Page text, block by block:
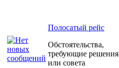
Полосатый рейс
Обстоятельства,
требующие решения
или совета